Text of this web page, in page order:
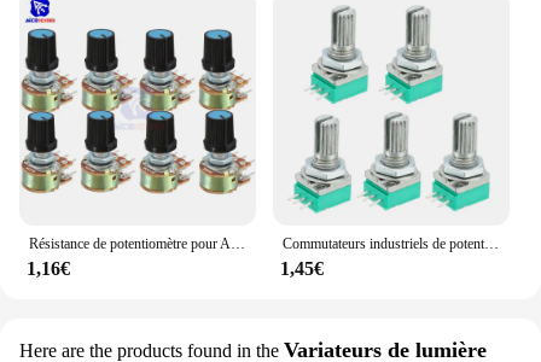
1,16€
Commutateurs industriels de potentiomètres, commutateur d'arbre audio, banc d'amplificateur, RK097, RK097N, 3 broches, B1K, 5K, 10K, 20K, 50K, 100K, 500K, 15mm, 5 pièces
1,45€
Here are the products found in the Variateurs de lumière